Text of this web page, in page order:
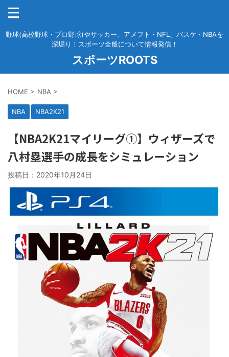
野球(高校野球・プロ野球)やサッカー、アメフト・NFL、バスケ・NBAを
深堀り！スポーツ全般について情報発信！
スポーツROOTS
HOME > NBA >
NBA NBA2K21
【NBA2K21マイリーグ①】ウィザーズで
八村塁選手の成長をシミュレーション
投稿日： 2020年10月24日